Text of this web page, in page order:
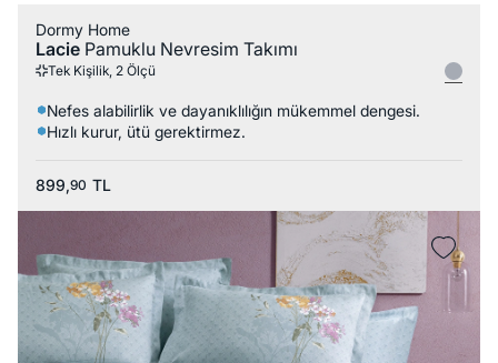
Dormy Home
Lacie Pamuklu Nevresim Takımı
Tek Kişilik, 2 Ölçü
Nefes alabilirlik ve dayanıklılığın mükemmel dengesi.
Hızlı kurur, ütü gerektirmez.
899,90 TL